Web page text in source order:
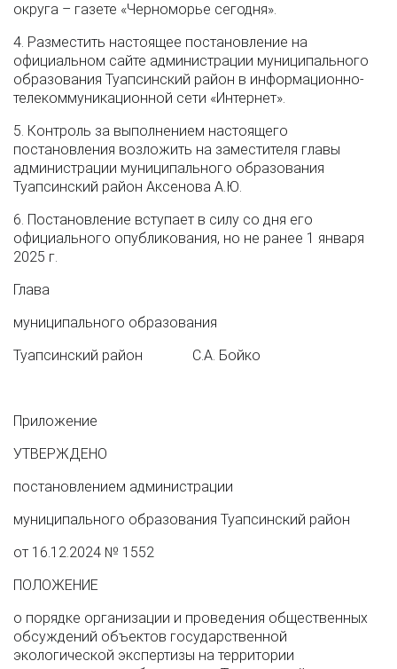
округа – газете «Черноморье сегодня».
4. Разместить настоящее постановление на
официальном сайте администрации муниципального
образования Туапсинский район в информационно-
телекоммуникационной сети «Интернет».
5. Контроль за выполнением настоящего
постановления возложить на заместителя главы
администрации муниципального образования
Туапсинский район Аксенова А.Ю.
6. Постановление вступает в силу со дня его
официального опубликования, но не ранее 1 января
2025 г.
Глава
муниципального образования
Туапсинский район С.А. Бойко
Приложение
УТВЕРЖДЕНО
постановлением администрации
муниципального образования Туапсинский район
от 16.12.2024 № 1552
ПОЛОЖЕНИЕ
о порядке организации и проведения общественных
обсуждений объектов государственной
экологической экспертизы на территории